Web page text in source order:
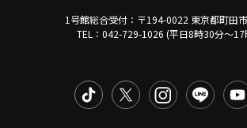
1号館総合受付：〒194-0022 東京都町田
TEL：042-729-1026 (平日8時30分〜17